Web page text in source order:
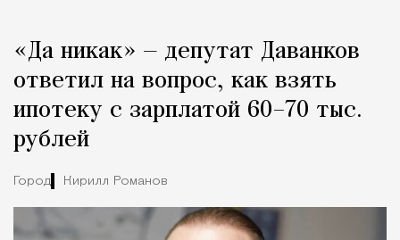
«Да никак» — депутат Даванков
ответил на вопрос, как взять
ипотеку с зарплатой 60–70 тыс.
рублей
Город Кирилл Романов